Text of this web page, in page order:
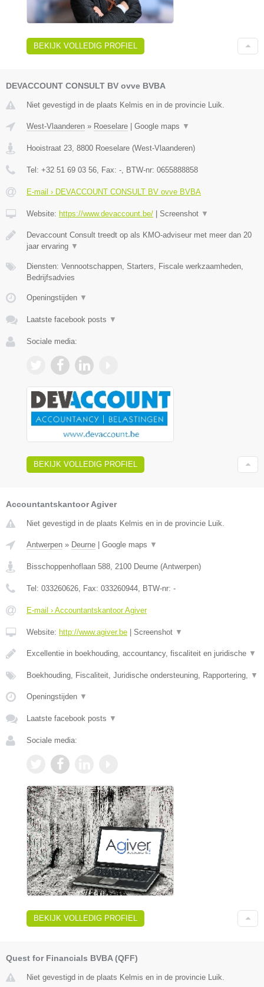
BEKIJK VOLLEDIG PROFIEL
DEVACCOUNT CONSULT BV ovve BVBA
Niet gevestigd in de plaats Kelmis en in de provincie Luik.
West-Vlaanderen » Roeselare | Google maps ▼
Hooistraat 23 8800 Roeselare (West-Vlaanderen)
Tel: +32 51 69 03 56 , Fax: - , BTW-nr: 0655888858
E-mail › DEVACCOUNT CONSULT BV ovve BVBA
Website: https://www.devaccount.be/ | Screenshot ▼
Devaccount Consult treedt op als KMO-adviseur met meer dan 20
jaar ervaring ▼
Diensten: Vennootschappen, Starters, Fiscale werkzaamheden,
Bedrijfsadvies
Openingstijden ▼
Laatste facebook posts ▼
Sociale media:
BEKIJK VOLLEDIG PROFIEL
Accountantskantoor Agiver
Niet gevestigd in de plaats Kelmis en in de provincie Luik.
Antwerpen » Deurne Google maps ▼
Bisschoppenhoflaan 588 2100 Deurne (Antwerpen)
Tel: 033260626 , Fax: 033260944 , BTW-nr: -
E-mail › Accountantskantoor Agiver
Website: http://www.agiver.be Screenshot ▼
Excellentie in boekhouding, accountancy, fiscaliteit en juridische ▼
Boekhouding, Fiscaliteit, Juridische ondersteuning, Rapportering, ▼
Openingstijden ▼
Laatste facebook posts ▼
Sociale media:
BEKIJK VOLLEDIG PROFIEL
Quest for Financials BVBA (QFF)
Niet gevestigd in de plaats Kelmis en in de provincie Luik.